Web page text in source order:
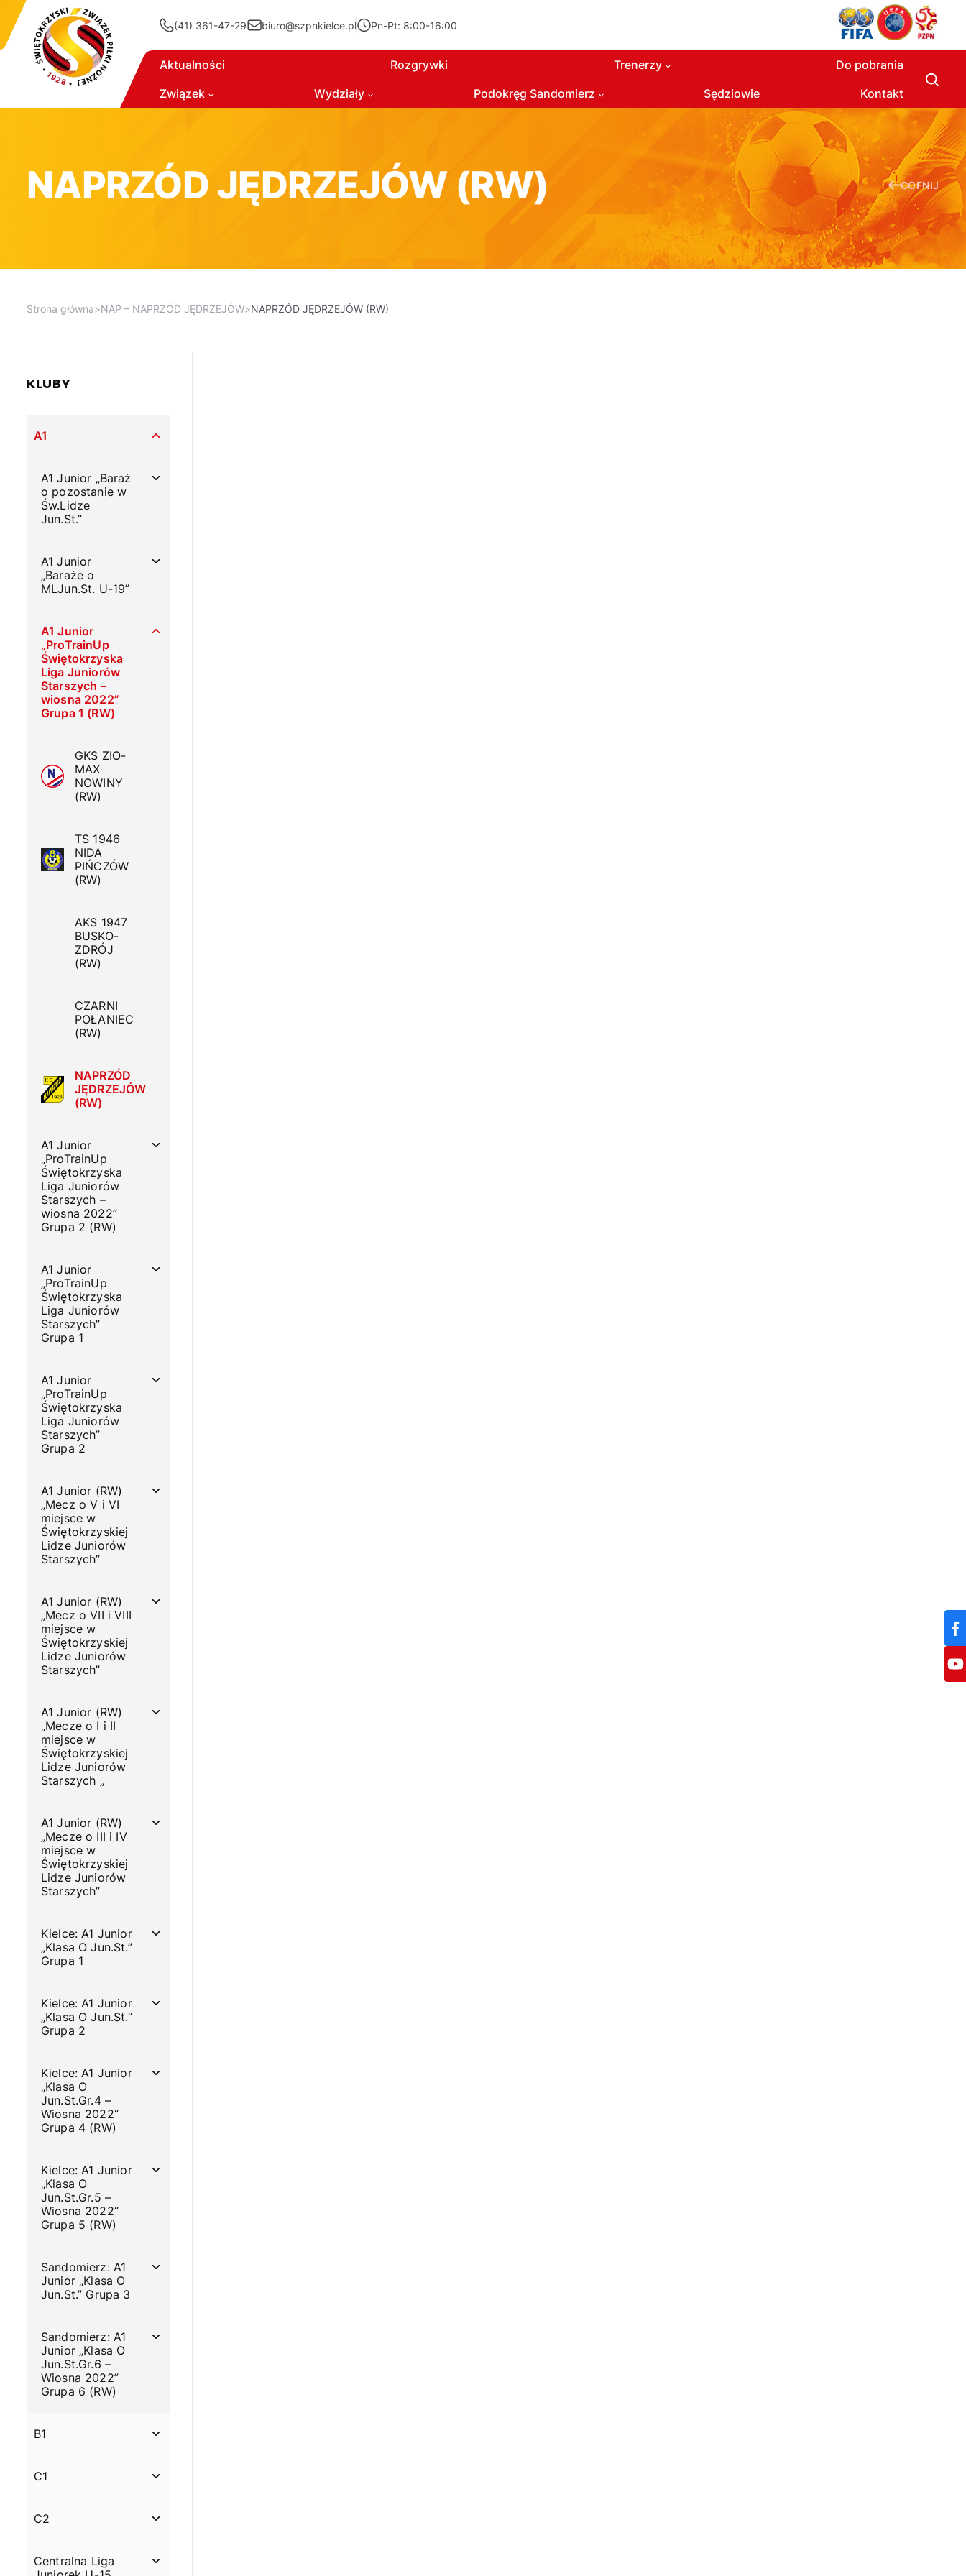
(41) 361-47-29 biuro@szpnkielce.pl Pn-Pt: 8:00-16:00
Związek
Aktualności
Wydziały
Rozgrywki
Podokręg Sandomierz
Trenerzy
Sędziowie
Do pobrania
Kontakt
NAPRZÓD JĘDRZEJÓW (RW) COFNIJ
Strona główna>NAP – NAPRZÓD JĘDRZEJÓW>NAPRZÓD JĘDRZEJÓW (RW)
KLUBY
A1
A1 Junior „Baraż
o pozostanie w
Św.Lidze
Jun.St.”
A1 Junior
„Baraże o
MLJun.St. U-19”
A1 Junior
„ProTrainUp
Świętokrzyska
Liga Juniorów
Starszych –
wiosna 2022”
Grupa 1 (RW)
GKS ZIO-
MAX
NOWINY
(RW)
TS 1946
NIDA
PIŃCZÓW
(RW)
AKS 1947
BUSKO-
ZDRÓJ
(RW)
CZARNI
POŁANIEC
(RW)
NAPRZÓD
JĘDRZEJÓW
(RW)
A1 Junior
„ProTrainUp
Świętokrzyska
Liga Juniorów
Starszych –
wiosna 2022”
Grupa 2 (RW)
A1 Junior
„ProTrainUp
Świętokrzyska
Liga Juniorów
Starszych”
Grupa 1
A1 Junior
„ProTrainUp
Świętokrzyska
Liga Juniorów
Starszych”
Grupa 2
A1 Junior (RW)
„Mecz o V i VI
miejsce w
Świętokrzyskiej
Lidze Juniorów
Starszych”
A1 Junior (RW)
„Mecz o VII i VIII
miejsce w
Świętokrzyskiej
Lidze Juniorów
Starszych”
A1 Junior (RW)
„Mecze o I i II
miejsce w
Świętokrzyskiej
Lidze Juniorów
Starszych „
A1 Junior (RW)
„Mecze o III i IV
miejsce w
Świętokrzyskiej
Lidze Juniorów
Starszych”
Kielce: A1 Junior
„Klasa O Jun.St.”
Grupa 1
Kielce: A1 Junior
„Klasa O Jun.St.”
Grupa 2
Kielce: A1 Junior
„Klasa O
Jun.St.Gr.4 –
Wiosna 2022”
Grupa 4 (RW)
Kielce: A1 Junior
„Klasa O
Jun.St.Gr.5 –
Wiosna 2022”
Grupa 5 (RW)
Sandomierz: A1
Junior „Klasa O
Jun.St.” Grupa 3
Sandomierz: A1
Junior „Klasa O
Jun.St.Gr.6 –
Wiosna 2022”
Grupa 6 (RW)
B1
C1
C2
Centralna Liga